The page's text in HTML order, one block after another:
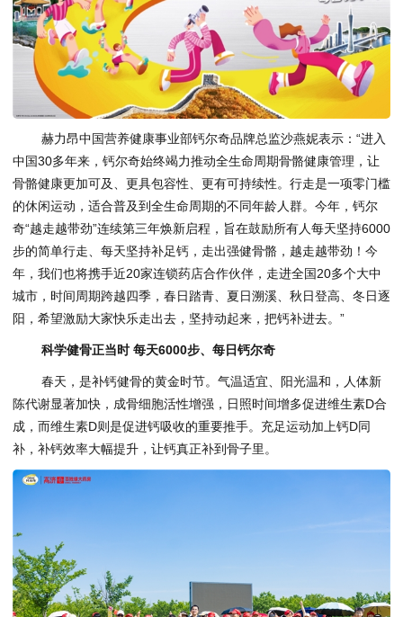
赫力昂中国营养健康事业部钙尔奇品牌总监沙燕妮表示：“进入
中国30多年来，钙尔奇始终竭力推动全生命周期骨骼健康管理，让
骨骼健康更加可及、更具包容性、更有可持续性。行走是一项零门槛
的休闲运动，适合普及到全生命周期的不同年龄人群。今年，钙尔
奇“越走越带劲”连续第三年焕新启程，旨在鼓励所有人每天坚持6000
步的简单行走、每天坚持补足钙，走出强健骨骼，越走越带劲！今
年，我们也将携手近20家连锁药店合作伙伴，走进全国20多个大中
城市，时间周期跨越四季，春日踏青、夏日溯溪、秋日登高、冬日逐
阳，希望激励大家快乐走出去，坚持动起来，把钙补进去。”
科学健骨正当时 每天6000步、每日钙尔奇
春天，是补钙健骨的黄金时节。气温适宜、阳光温和，人体新
陈代谢显著加快，成骨细胞活性增强，日照时间增多促进维生素D合
成，而维生素D则是促进钙吸收的重要推手。充足运动加上钙D同
补，补钙效率大幅提升，让钙真正补到骨子里。